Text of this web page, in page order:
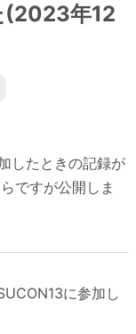
(2023年12
したときの記録が
ですが公開しま
に参加し